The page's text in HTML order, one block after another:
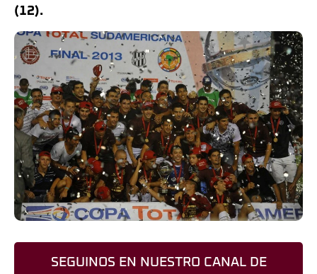
(12).
SEGUINOS EN NUESTRO CANAL DE